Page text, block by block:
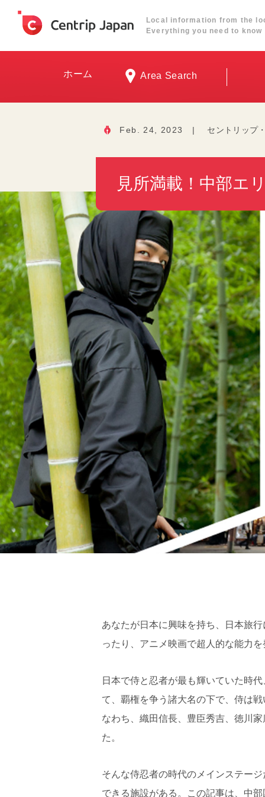
Local information from the
Everything you need to
ホーム Area Search
Feb. 24, 2023 | セントリップ
見所満載！中部エ
あなたが日本に興味を持ち、日本旅
ったり、アニメ映画で超人的な能力
日本で侍と忍者が最も輝いていた時
て、覇権を争う諸大名の下で、侍は
なわち、織田信長、豊臣秀吉、徳川
た。
そんな侍忍者の時代のメインステー
できる施設がある。この記事は、中